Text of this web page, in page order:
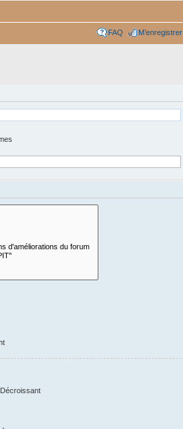
FAQ M’enregistrer
Décroissant